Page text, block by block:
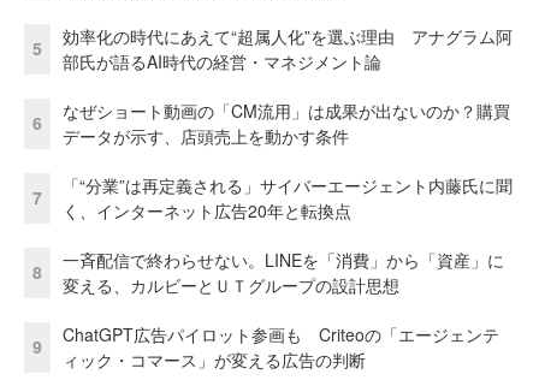
5
効率化の時代にあえて“超属人化”を選ぶ理由 アナグラム阿
部氏が語るAI時代の経営・マネジメント論
6
なぜショート動画の「CM流用」は成果が出ないのか？購買
データが示す、店頭売上を動かす条件
7
「“分業”は再定義される」サイバーエージェント内藤氏に聞
く、インターネット広告20年と転換点
8
一斉配信で終わらせない。LINEを「消費」から「資産」に
変える、カルビーとＵＴグループの設計思想
9
ChatGPT広告パイロット参画も Criteoの「エージェンテ
ィック・コマース」が変える広告の判断